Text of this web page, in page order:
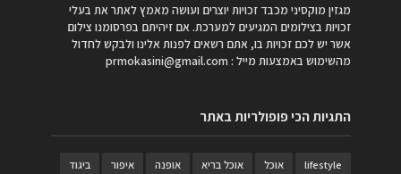
מגזין מוקסיני מכבד זכויות יוצרים ועושה מאמץ לאתר את בעלי
זכויות בצילומים המגיעים למערכת. אם זיהיתם בפרסומנו צילום
אשר יש לכם זכויות בו, אתם רשאים לפנות אלינו ולבקש לחדול
מהשימוש באמצעות מייל : prmokasini@gmail.com
התגיות הכי פופולריות באתר
lifestyle אוכל אוכל בריא אופנה איפור
ביגוד